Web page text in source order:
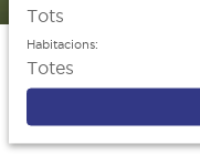
Habitacions: